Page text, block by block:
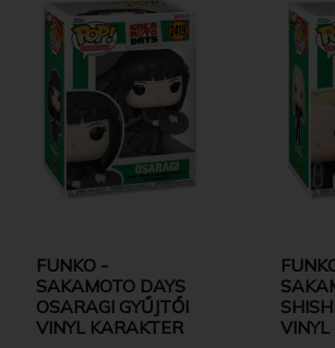
FUNKO -
SAKAMOTO DAYS
OSARAGI GYŰJTŐI
VINYL KARAKTER
VINYL